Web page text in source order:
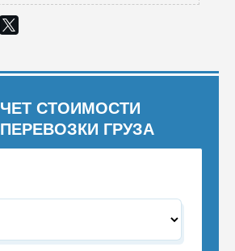
СТОИМОСТИ
ГРУЗА